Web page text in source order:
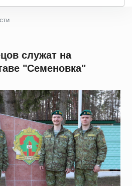
служат на
"Семеновка"